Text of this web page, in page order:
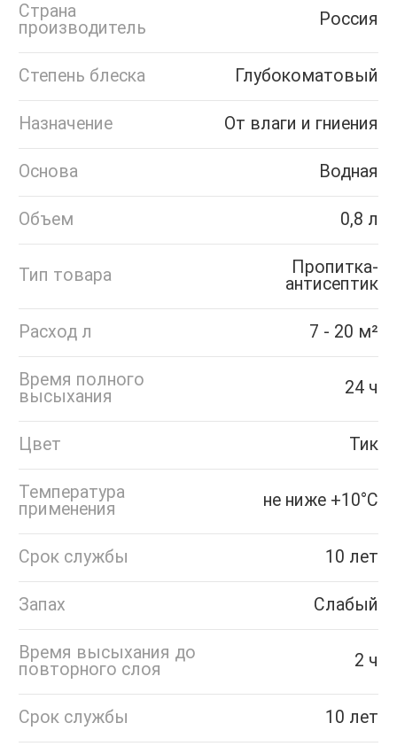
Страна
производитель
Россия
Степень блеска Глубокоматовый
Назначение От влаги и гниения
Основа Водная
Объем 0,8 л
Тип товара
Пропитка-
антисептик
Расход л 7 - 20 м²
Время полного
высыхания
24 ч
Цвет Тик
Температура
применения
не ниже +10°С
Срок службы 10 лет
Запах Слабый
Время высыхания до
повторного слоя
2 ч
Срок службы 10 лет